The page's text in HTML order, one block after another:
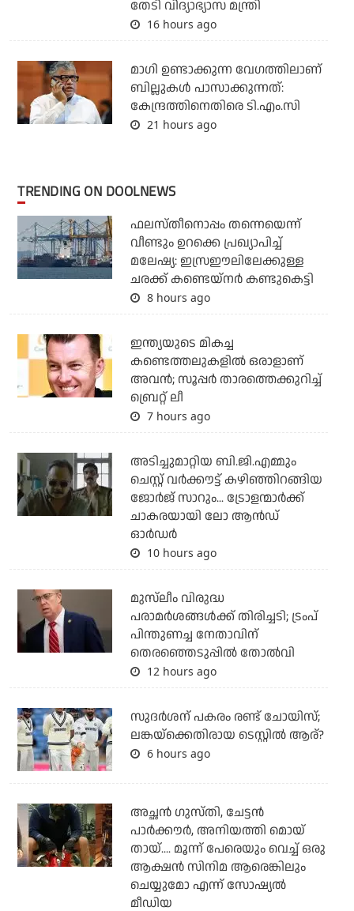
തേടി വിദ്യാഭ്യാസ മന്ത്രി
16 hours ago
മാഗി ഉണ്ടാക്കുന്ന വേഗത്തിലാണ്
ബില്ലുകള്‍ പാസാക്കുന്നത്:
കേന്ദ്രത്തിനെതിരെ ടി.എം.സി
21 hours ago
TRENDING ON DOOLNEWS
ഫലസ്തീനൊപ്പം തന്നെയെന്ന്
വീണ്ടും ഉറക്കെ പ്രഖ്യാപിച്ച്
മലേഷ്യ: ഇസ്രഈലിലേക്കുള്ള
ചരക്ക് കണ്ടെയ്‌നര്‍ കണ്ടുകെട്ടി
8 hours ago
ഇന്ത്യയുടെ മികച്ച
കണ്ടെത്തലുകളില്‍ ഒരാളാണ്
അവന്‍; സൂപ്പര്‍ താരത്തെക്കുറിച്ച്
ബ്രെറ്റ് ലീ
7 hours ago
അടിച്ചുമാറ്റിയ ബി.ജി.എമ്മും
ചെസ്റ്റ് വര്‍ക്കൗട്ട് കഴിഞ്ഞിറങ്ങിയ
ജോര്‍ജ് സാറും... ട്രോളന്മാര്‍ക്ക്
ചാകരയായി ലോ ആന്‍ഡ്
ഓര്‍ഡര്‍
10 hours ago
മുസ്‌ലീം വിരുദ്ധ
പരാമര്‍ശങ്ങള്‍ക്ക് തിരിച്ചടി; ട്രംപ്
പിന്തുണച്ച നേതാവിന്
തെരഞ്ഞെടുപ്പില്‍ തോല്‍വി
12 hours ago
സുദര്‍ശന് പകരം രണ്ട് ചോയിസ്;
ലങ്കയ്‌ക്കെതിരായ ടെസ്റ്റില്‍ ആര്?
6 hours ago
അച്ഛന്‍ ഗുസ്തി, ചേട്ടന്‍
പാര്‍ക്കൗര്‍, അനിയത്തി മൊയ്
തായ്.... മൂന്ന് പേരെയും വെച്ച് ഒരു
ആക്ഷന്‍ സിനിമ ആരെങ്കിലും
ചെയ്യുമോ എന്ന് സോഷ്യല്‍
മീഡിയ